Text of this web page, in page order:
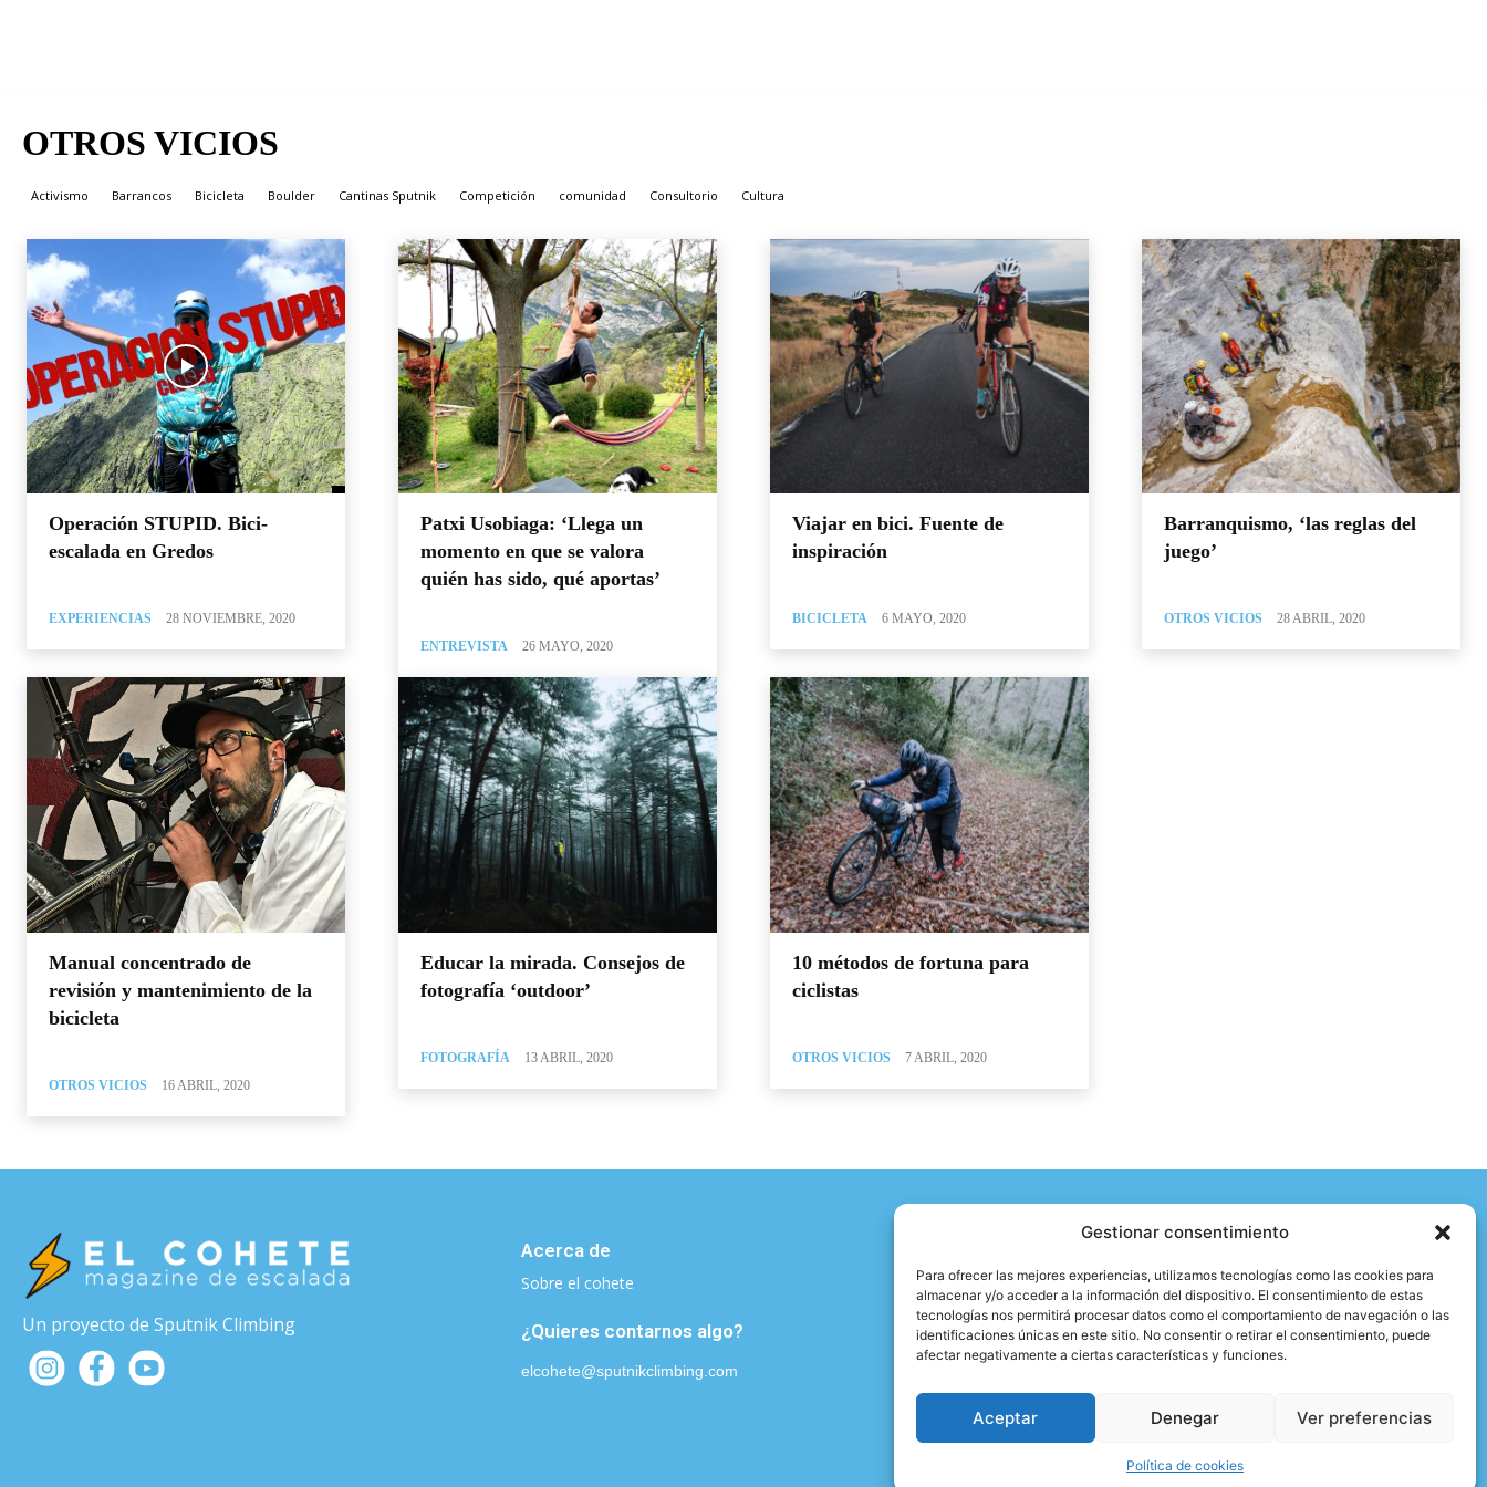
Gestionar consentimiento
Para ofrecer las mejores experiencias, utilizamos tecnologías como las cookies para
almacenar y/o acceder a la información del dispositivo. El consentimiento de estas
tecnologías nos permitirá procesar datos como el comportamiento de navegación o las
identificaciones únicas en este sitio. No consentir o retirar el consentimiento, puede
afectar negativamente a ciertas características y funciones.
Aceptar Denegar Ver preferencias
Política de cookies
Inicio Otros vicios
OTROS VICIOS
Activismo Barrancos Bicicleta Boulder Cantinas Sputnik Competición comunidad Consultorio Cultura
Operación STUPID. Bici-
escalada en Gredos
EXPERIENCIAS 28 NOVIEMBRE, 2020
Patxi Usobiaga: ‘Llega un
momento en que se valora
quién has sido, qué aportas’
ENTREVISTA 26 MAYO, 2020
Viajar en bici. Fuente de
inspiración
BICICLETA 6 MAYO, 2020
Barranquismo, ‘las reglas del
juego’
OTROS VICIOS 28 ABRIL, 2020
Manual concentrado de
revisión y mantenimiento de la
bicicleta
OTROS VICIOS 16 ABRIL, 2020
Educar la mirada. Consejos de
fotografía ‘outdoor’
FOTOGRAFÍA 13 ABRIL, 2020
10 métodos de fortuna para
ciclistas
OTROS VICIOS 7 ABRIL, 2020
Un proyecto de Sputnik Climbing
Acerca de
Sobre el cohete
¿Quieres contarnos algo?
elcohete@sputnikclimbing.com
Categorías
Técnica y material|Salud y Escalada| Entrevistas|Vídeo|
Formación | Entrenamiento|Activismo
2026 © - All rights reserved